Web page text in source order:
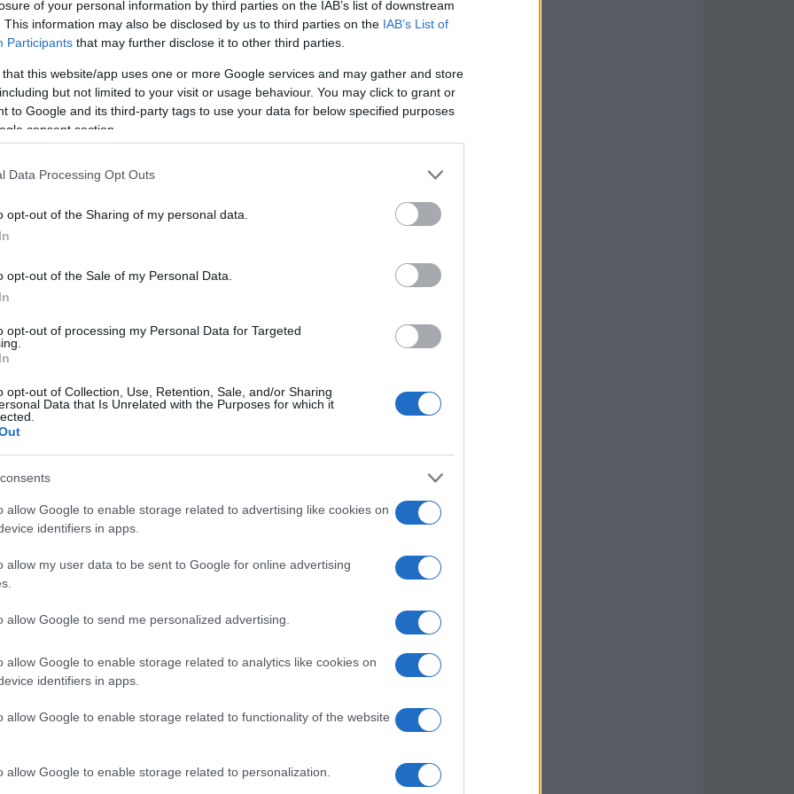
of your personal information by third parties on the IAB’s list of downstream
This information may also be disclosed by us to third parties on the IAB’s List of
Participants that may further disclose it to other third parties.
that this website/app uses one or more Google services and may gather and store
but not limited to your visit or usage behaviour. You may click to grant or
to Google and its third-party tags to use your data for below specified purposes
consent section.
Data Processing Opt Outs
opt-out of the Sharing of my personal data.
opt-out of the Sale of my Personal Data.
opt-out of processing my Personal Data for Targeted
opt-out of Collection, Use, Retention, Sale, and/or Sharing
Data that Is Unrelated with the Purposes for which it
allow Google to enable storage related to advertising like cookies on
identifiers in apps.
allow my user data to be sent to Google for online advertising
allow Google to send me personalized advertising.
allow Google to enable storage related to analytics like cookies on
identifiers in apps.
allow Google to enable storage related to functionality of the website
allow Google to enable storage related to personalization.
il proseguo della stagione con rinnovata
alterne: partenze controverse, strategie
e l’uscita di pista di uno dei
sono saliti
dietro di sé discussioni su scelte tecniche e
Silverstone
subito oscillazioni: Leclerc ha gestito la
Kimi Antonelli, autore di un weekend
nella prima fase e poi ha iniziato
era riuscito a ricostruire la propria gara
un